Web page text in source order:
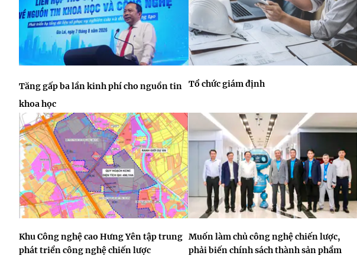
Tăng gấp ba lần kinh phí cho nguồn tin
khoa học
Tổ chức giám định
Khu Công nghệ cao Hưng Yên tập trung
phát triển công nghệ chiến lược
Muốn làm chủ công nghệ chiến lược,
phải biến chính sách thành sản phẩm